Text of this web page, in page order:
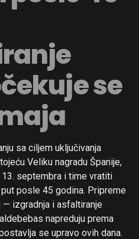
se
sa ciljem uključivanja
Veliku nagradu Španije,
septembra i time vratiti
posle 45 godina. Pripreme
— izgradnja i asfaltiranje
napreduju prema
se upravo ovih dana.